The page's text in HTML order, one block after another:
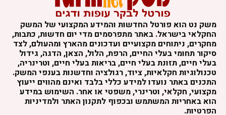
משק נט הוא פורטל החדשות והמידע המקצועי של המשק
החקלאי בישראל. באתר מתפרסמים מדי יום חדשות, כתבות,
מחקרים, ניתוחים מקצועיים ועדכונים מהארץ ומהעולם, לצד
סיקור תחומי בעלי החיים, הרפת, הלול, הצאן, הדגה, גידול
בעלי חיים, תזונת בעלי חיים, בריאות בעלי חיים, וטרינריה,
טכנולוגיות חקלאיות, ציוד, רגולציה וחדשנות בענפי המשק.
התכנים באתר נועדו למידע כללי בלבד ואינם מהווים ייעוץ
מקצועי, חקלאי, וטרינרי, משפטי או אחר. השימוש במידע
הוא באחריות המשתמש ובכפוף לתקנון האתר ולמדיניות
הפרטיות.